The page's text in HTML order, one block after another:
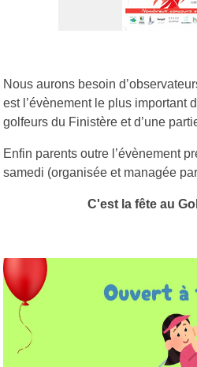
Nous aurons besoin
est l’évènement le plus important
golfeurs du Finistère et d’une
Enfin parents outre l’évènement
samedi (organisée et managée
C'est la fête au